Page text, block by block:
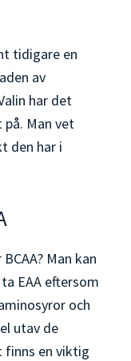
tidigare en
av
har det
Man vet
den har i
Man kan
EAA eftersom
och
utav de
finns en viktig